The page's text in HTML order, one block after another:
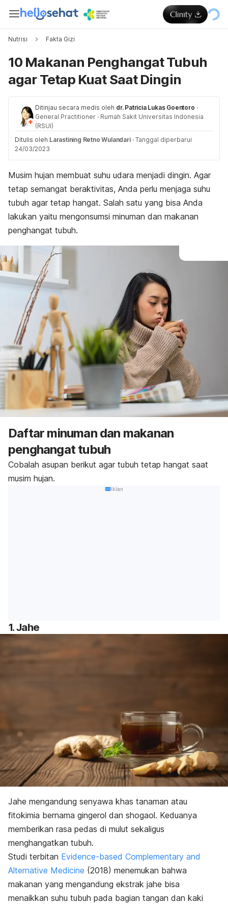
Nutrisi Fakta Gizi
10 Makanan Penghangat Tubuh
agar Tetap Kuat Saat Dingin
Ditinjau secara medis oleh dr. Patricia Lukas Goentoro ·
General Practitioner · Rumah Sakit Universitas Indonesia
(RSUI)
Ditulis oleh Larastining Retno Wulandari · Tanggal diperbarui
24/03/2023
Musim hujan membuat suhu udara menjadi dingin. Agar
tetap semangat beraktivitas, Anda perlu menjaga suhu
tubuh agar tetap hangat. Salah satu yang bisa Anda
lakukan yaitu mengonsumsi minuman dan makanan
penghangat tubuh.
Daftar minuman dan makanan
penghangat tubuh
Cobalah asupan berikut agar tubuh tetap hangat saat
musim hujan.
Iklan
1. Jahe
Jahe mengandung senyawa khas tanaman atau
fitokimia bernama gingerol dan shogaol. Keduanya
memberikan rasa pedas di mulut sekaligus
menghangatkan tubuh.
Studi terbitan Evidence-based Complementary and
Alternative Medicine (2018) menemukan bahwa
makanan yang mengandung ekstrak jahe bisa
menaikkan suhu tubuh pada bagian tangan dan kaki